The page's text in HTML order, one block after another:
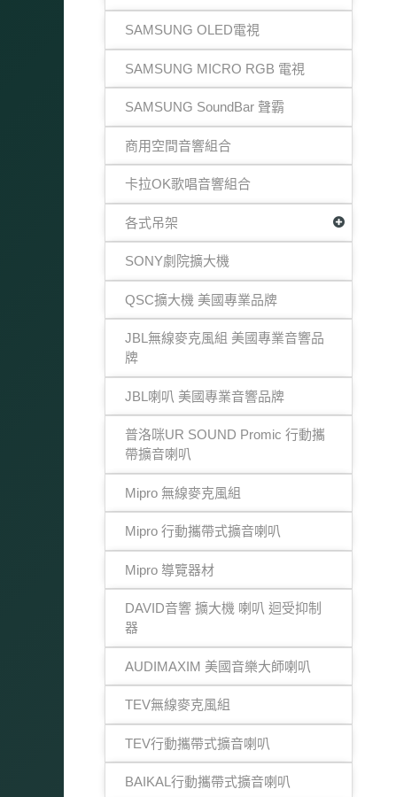
SAMSUNG OLED電視
SAMSUNG MICRO RGB 電視
SAMSUNG SoundBar 聲霸
商用空間音響組合
卡拉OK歌唱音響組合
各式吊架
SONY劇院擴大機
QSC擴大機 美國專業品牌
JBL無線麥克風組 美國專業音響品
牌
JBL喇叭 美國專業音響品牌
普洛咪UR SOUND Promic 行動攜
帶擴音喇叭
Mipro 無線麥克風組
Mipro 行動攜帶式擴音喇叭
Mipro 導覽器材
DAVID音響 擴大機 喇叭 迴受抑制
器
AUDIMAXIM 美國音樂大師喇叭
TEV無線麥克風組
TEV行動攜帶式擴音喇叭
BAIKAL行動攜帶式擴音喇叭